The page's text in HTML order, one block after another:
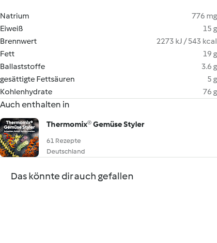
Natrium
776 mg
Eiweiß
15 g
Brennwert
2273 kJ / 543 kcal
Fett
19 g
Ballaststoffe
3.6 g
gesättigte Fettsäuren
5 g
Kohlenhydrate
76 g
Auch enthalten in
Thermomix® Gemüse Styler
61 Rezepte
Deutschland
Das könnte dir auch gefallen